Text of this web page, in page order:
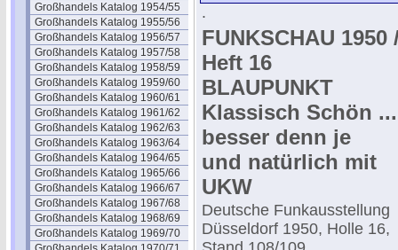
Großhandels Katalog 1954/55
Großhandels Katalog 1955/56
Großhandels Katalog 1956/57
Großhandels Katalog 1957/58
Großhandels Katalog 1958/59
Großhandels Katalog 1959/60
Großhandels Katalog 1960/61
Großhandels Katalog 1961/62
Großhandels Katalog 1962/63
Großhandels Katalog 1963/64
Großhandels Katalog 1964/65
Großhandels Katalog 1965/66
Großhandels Katalog 1966/67
Großhandels Katalog 1967/68
Großhandels Katalog 1968/69
Großhandels Katalog 1969/70
.
FUNKSCHAU 1950
Heft 16
BLAUPUNKT
Klassisch Schön ...
besser denn je
und natürlich mit
UKW
Deutsche Funkausstellung
Düsseldorf 1950, Holle 16,